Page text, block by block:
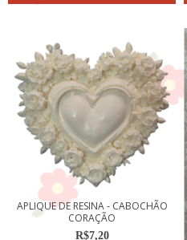
APLIQUE DE RESINA - CABOCHÃO
CORAÇÃO
R$7,20